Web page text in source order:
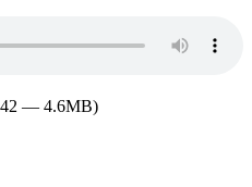
— 4.6MB)